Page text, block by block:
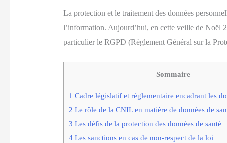
La protection et le traitement des données
l’information. Aujourd’hui, en cette veille de Noël
particulier le RGPD (Règlement Général sur la
Sommaire
1 Cadre législatif et réglementaire encadrant les
2 Le rôle de la CNIL en matière de données de
3 Les défis de la protection des données de santé
4Les sanctions en cas de non-respect de la loi